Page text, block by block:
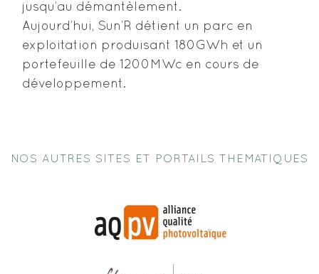
jusqu’au démantèlement.
Aujourd’hui, Sun’R détient un parc en
exploitation produisant 180GWh et un
portefeuille de 1200MWc en cours de
développement.
NOS AUTRES SITES ET PORTAILS THEMATIQUES